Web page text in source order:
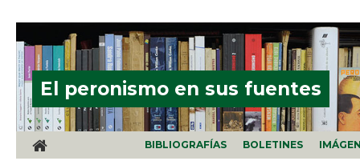
El peronismo en sus fuentes
BIBLIOGRAFÍAS BOLETINES